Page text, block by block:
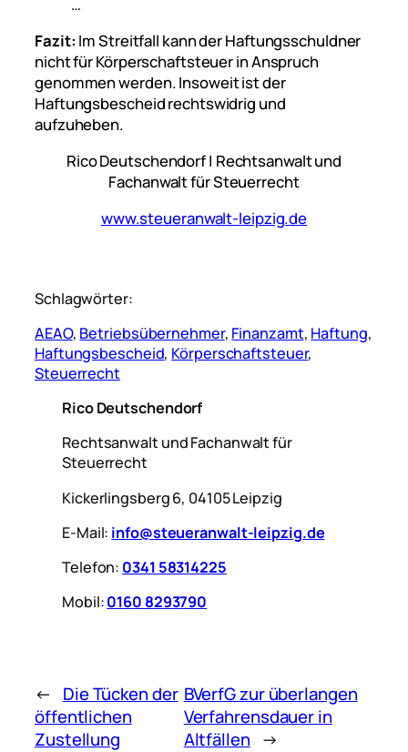
…
Fazit: Im Streitfall kann der Haftungsschuldner
nicht für Körperschaftsteuer in Anspruch
genommen werden. Insoweit ist der
Haftungsbescheid rechtswidrig und
aufzuheben.
Rico Deutschendorf | Rechtsanwalt und
Fachanwalt für Steuerrecht
www.steueranwalt-leipzig.de
Schlagwörter:
AEAO, Betriebsübernehmer, Finanzamt, Haftung
Haftungsbescheid, Körperschaftsteuer
Steuerrecht
Rico Deutschendorf
Rechtsanwalt und Fachanwalt für
Steuerrecht
Kickerlingsberg 6, 04105 Leipzig
E-Mail: info@steueranwalt-leipzig.de
Telefon: 0341 58314225
Mobil:0160 8293790
←
Die Tücken der
öffentlichen
Zustellung
BVerfG zur überlangen
Verfahrensdauer in
Altfällen →